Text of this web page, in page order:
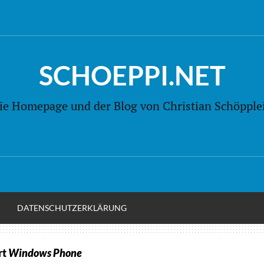
SCHOEPPI.NET
Homepage und der Blog von Christian
DATENSCHUTZERKLÄRUNG
Windows Phone